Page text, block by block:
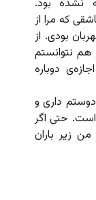
نشده بود.
که مرا از
بودی. از
نتوانستم
دوباره
داری و
حتی اگر
زیر باران